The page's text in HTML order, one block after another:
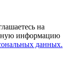
на
информацию
данных.